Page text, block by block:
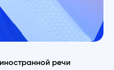
речи